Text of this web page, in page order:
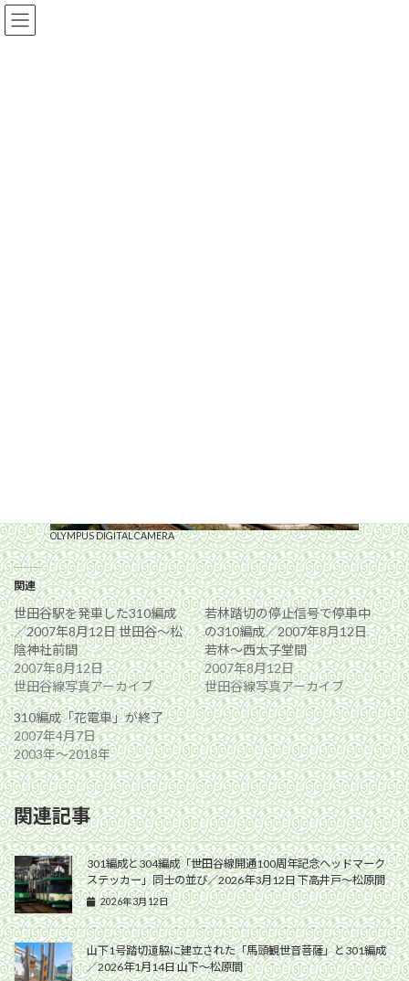
コ
ン
ナ
ビ
OLYMPUS DIGITAL CAMERA
関連
世田谷駅を発車した310編成
／2007年8月12日 世田谷〜松
陰神社前間
2007年8月12日
世田谷線写真アーカイブ
若林踏切の停止信号で停車中
の310編成／2007年8月12日
若林〜西太子堂間
2007年8月12日
世田谷線写真アーカイブ
310編成「花電車」が終了
2007年4月7日
2003年〜2018年
関連記事
301編成と304編成「世田谷線開通100周年記念ヘッドマーク
ステッカー」同士の並び／2026年3月12日 下高井戸〜松原間
2026年3月12日
山下1号踏切道脇に建立された「馬頭観世音菩薩」と301編成
／2026年1月14日 山下〜松原間